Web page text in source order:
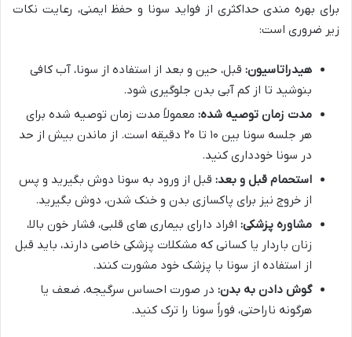
برای بهره مندی حداکثری از فواید سونا و حفظ ایمنی، رعایت نکات
زیر ضروری است:
هیدراتاسیون: قبل، حین و بعد از استفاده از سونا، آب کافی
بنوشید تا از کم آبی بدن جلوگیری شود.
مدت زمان توصیه شده: معمولاً مدت زمان توصیه شده برای
هر جلسه سونا بین ۱۰ تا ۲۰ دقیقه است. از ماندن بیش از حد
در سونا خودداری کنید.
استحمام قبل و بعد: قبل از ورود به سونا دوش بگیرید و پس
از خروج نیز برای پاکسازی بدن و خنک شدن، دوش بگیرید.
مشاوره پزشکی: افراد دارای بیماری های قلبی، فشار خون بالا،
زنان باردار یا کسانی که مشکلات پزشکی خاصی دارند، باید قبل
از استفاده از سونا با پزشک خود مشورت کنند.
گوش دادن به بدن: در صورت احساس سرگیجه، ضعف یا
هرگونه ناراحتی، فوراً سونا را ترک کنید.